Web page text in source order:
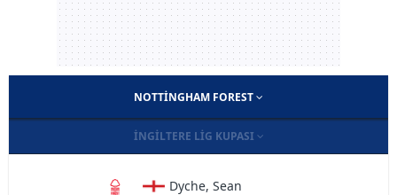
NOTTINGHAM FOREST
İNGILTERE LIG KUPASI
Dyche, Sean